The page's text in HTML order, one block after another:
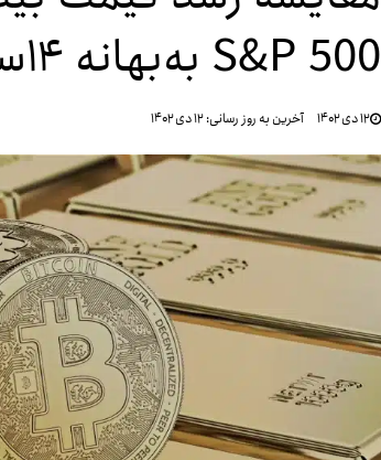
S&P 500 به‌بهانه ۱۴سالگی BTC
۱۲ دی ۱۴۰۲ آخرین به روز رسانی:۱۲ دی ۱۴۰۲